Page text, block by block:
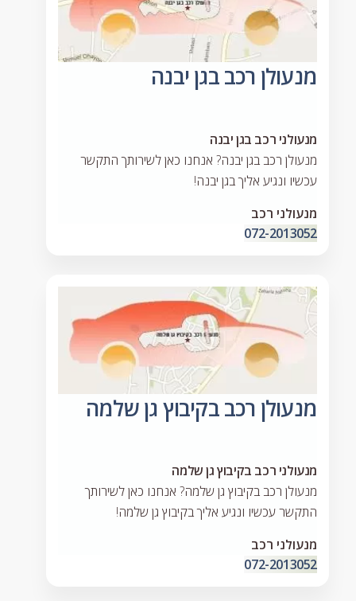
מנעולן רכב בגן יבנה
מנעולני רכב בגן יבנה
מנעולן רכב בגן יבנה? אנחנו כאן לשירותך התקשר
עכשיו ונגיע אליך בגן יבנה!
מנעולני רכב
072-2013052
מנעולן רכב בקיבוץ גן שלמה
מנעולני רכב בקיבוץ גן שלמה
מנעולן רכב בקיבוץ גן שלמה? אנחנו כאן לשירותך
התקשר עכשיו ונגיע אליך בקיבוץ גן שלמה!
מנעולני רכב
072-2013052